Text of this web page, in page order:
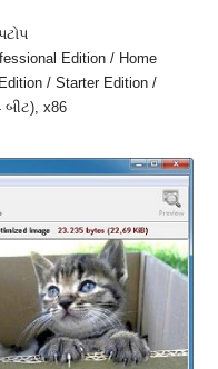
Edition / Home
/ Starter Edition /
બીટ), x86